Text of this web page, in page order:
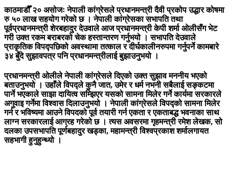
काठमाडौँ २० असोजः नेपाली कांग्रेसले प्रधानमन्त्री दैवी प्रकोप उद्धार कोषमा
रु ५० लाख सहयोग गरेको छ । नेपाली कांग्रेसका सभापति तथा
पूर्वप्रधानमन्त्री शेरबहादुर देउवाले आज प्रधानमन्त्री केपी शर्मा ओलीसँग भेट
गरी उक्त रकम बराबरको चेक हस्तान्तरण गर्नुभयो । सभापति देउवाले
प्राकृतिक विपद्पछिको अवस्थामा तत्काल र दीर्घकालीनरुपमा गर्नुपर्ने कामबारे
३४ बुँदे सुझावपत्र पनि प्रधानमन्त्रीलाई बुझाउनुभयो ।
प्रधानमन्त्री ओलीले नेपाली कांग्रेसले दिएको उक्त सुझाव मननीय भएको
बताउनुभयो । उहाँले विपद्ले कुनै जात, उमेर र धर्म नभनी सबैलाई सङ्कटमा
पार्ने भएकाले साझा दायित्व सम्झिएर यसको सामना मिलेर गर्ने कार्यमा सरकारले
अगुवाइ गर्नेमा विश्वास दिलाउनुभयो । नेपाली कांग्रेसले विपद्को सामना मिलेर
गर्न र भविष्यमा आउने विपदको पूर्व तयारी गर्न एकता र एकताबद्ध भवनाका साथ
लाग्न सरकारलाई आग्रह गरेको छ । त्यस अवसरमा गृहमन्त्री रमेश लेखक, सो
दलका उपसभापति पूर्णबहादुर खड्का, महामन्त्री विश्वप्रकाश शर्मालगायत
सहभागी हुनुहुन्थ्यो ।